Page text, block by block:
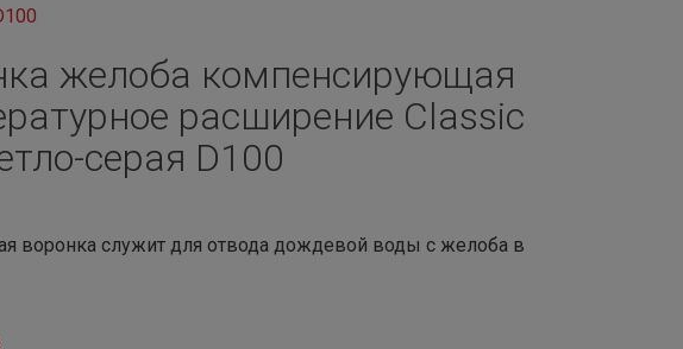
желоба компенсирующая
расширение Classic
серая D100
воронка служит для отвода дождевой воды с желоба в